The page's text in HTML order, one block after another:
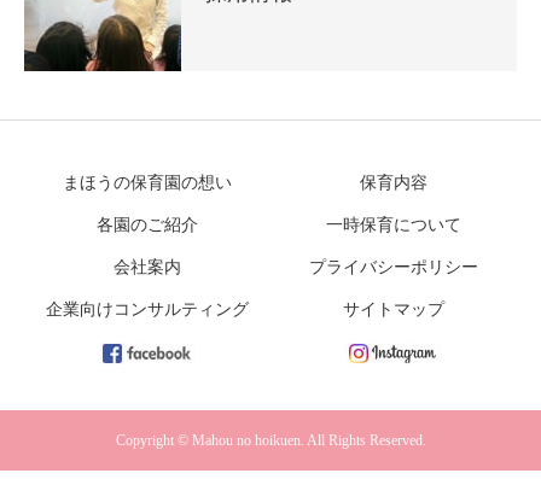
まほうの保育園の想い 保育内容
各園のご紹介 一時保育について
会社案内 プライバシーポリシー
企業向けコンサルティング サイトマップ
Copyright © Mahou no hoikuen. All Rights Reserved.